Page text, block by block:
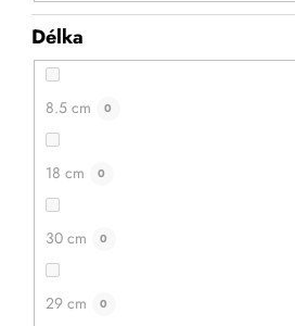
Délka
8.5 cm 0
18 cm 0
30 cm 0
29 cm 0